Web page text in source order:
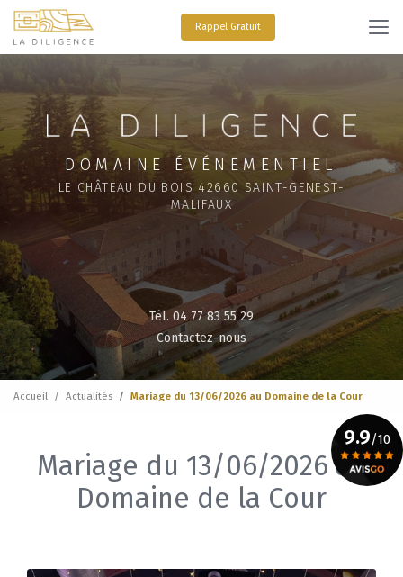
Aller
contenu
Rappel Gratuit
9.9/10
DOMAINE ÉVÉNEMENTIEL
LE CHÂTEAU DU BOIS 42660 SAINT-GENEST-
MALIFAUX
Tél. 04 77 83 55 29
Contactez-nous
Accueil Actualités Mariage du 13/06/2026 au Domaine de la Cour
Mariage du 13/06/2026 au
Domaine de la Cour